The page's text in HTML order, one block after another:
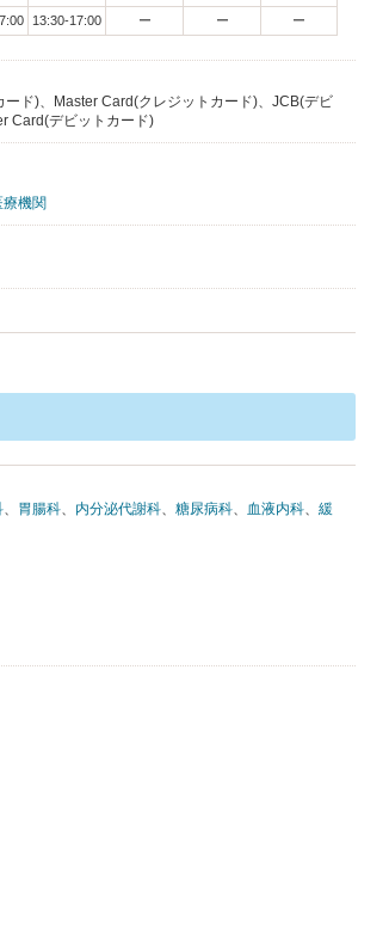
13:30-17:00 ー ー ー
ド)、Master Card(クレジットカード)、JCB(デビ
Card(デビットカード)
機関
、 胃腸科、 内分泌代謝科、 糖尿病科、 血液内科、 緩